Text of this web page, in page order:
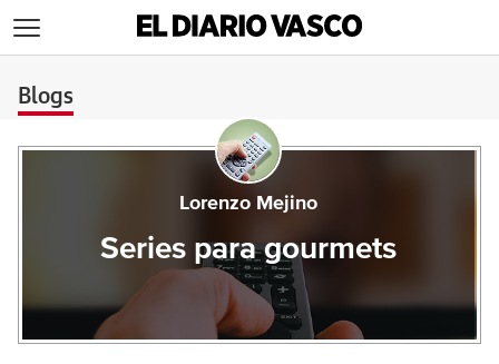
Blogs
Lorenzo Mejino
Series para gourmets